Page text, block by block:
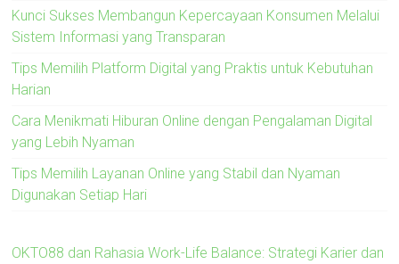
Kunci Sukses Membangun Kepercayaan Konsumen Melalui
Sistem Informasi yang Transparan
Tips Memilih Platform Digital yang Praktis untuk Kebutuhan
Harian
Cara Menikmati Hiburan Online dengan Pengalaman Digital
yang Lebih Nyaman
Tips Memilih Layanan Online yang Stabil dan Nyaman
Digunakan Setiap Hari
OKTO88 dan Rahasia Work-Life Balance: Strategi Karier dan